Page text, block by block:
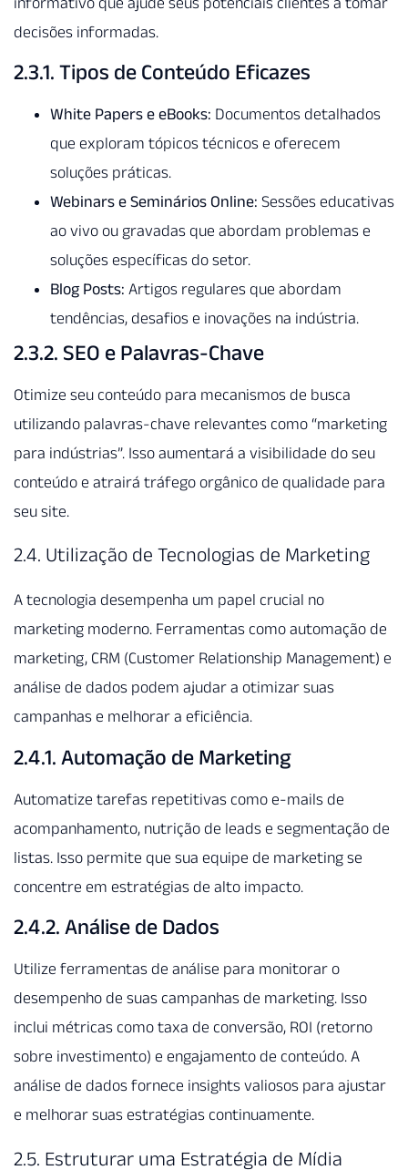
decisões informadas.
2.3.1. Tipos de Conteúdo Eficazes
White Papers e eBooks: Documentos detalhados
que exploram tópicos técnicos e oferecem
soluções práticas.
Webinars e Seminários Online: Sessões educativas
ao vivo ou gravadas que abordam problemas e
soluções específicas do setor.
Blog Posts: Artigos regulares que abordam
tendências, desafios e inovações na indústria.
2.3.2. SEO e Palavras-Chave
Otimize seu conteúdo para mecanismos de busca
utilizando palavras-chave relevantes como “marketing
para indústrias”. Isso aumentará a visibilidade do seu
conteúdo e atrairá tráfego orgânico de qualidade para
seu site.
2.4. Utilização de Tecnologias de Marketing
A tecnologia desempenha um papel crucial no
marketing moderno. Ferramentas como automação de
marketing, CRM (Customer Relationship Management) e
análise de dados podem ajudar a otimizar suas
campanhas e melhorar a eficiência.
2.4.1. Automação de Marketing
Automatize tarefas repetitivas como e-mails de
acompanhamento, nutrição de leads e segmentação de
listas. Isso permite que sua equipe de marketing se
concentre em estratégias de alto impacto.
2.4.2. Análise de Dados
Utilize ferramentas de análise para monitorar o
desempenho de suas campanhas de marketing. Isso
inclui métricas como taxa de conversão, ROI (retorno
sobre investimento) e engajamento de conteúdo. A
análise de dados fornece insights valiosos para ajustar
e melhorar suas estratégias continuamente.
2.5. Estruturar uma Estratégia de Mídia